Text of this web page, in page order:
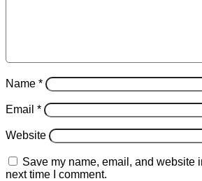
Name *
Email *
Website
Save my name, email, and website
next time I comment.